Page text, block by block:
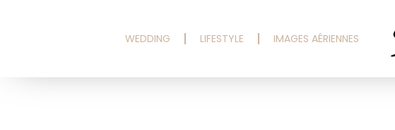
WEDDING LIFESTYLE IMAGES AÉRIENNES